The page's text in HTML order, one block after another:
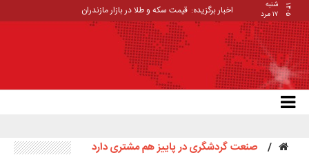
۱۴۰۵
شنبه
۱۷ مرد
اخبار برگزیده: قیمت سکه و طلا در بازار مازندران
صنعت گردشگری در پاییز هم مشتری دارد